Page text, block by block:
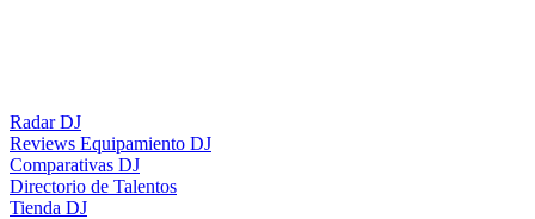
Radar DJ
Reviews Equipamiento DJ
Comparativas DJ
Directorio de Talentos
Tienda DJ